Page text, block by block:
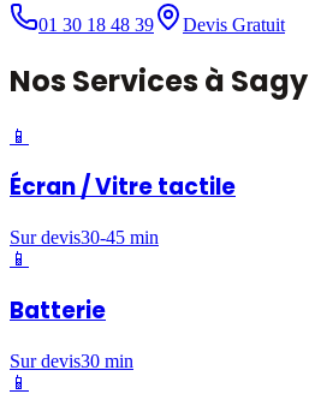
01 30 18 48 39 Devis Gratuit
NosServicesà Sagy
📱
Écran / Vitre tactile
Sur devis30-45 min
📱
Batterie
Sur devis30 min
📱